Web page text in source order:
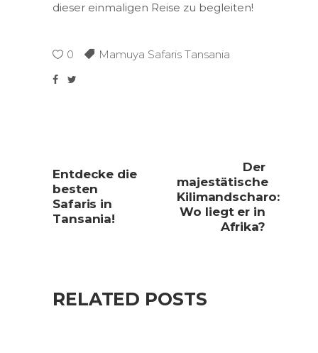
dieser einmaligen Reise zu begleiten!
0 Mamuya Safaris Tansania
Entdecke die
besten
Safaris in
Tansania!
Der
majestätische
Kilimandscharo:
Wo liegt er in
Afrika?
RELATED POSTS